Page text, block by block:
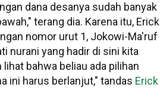
dana desanya sudah banyak
terang dia. Karena itu, Erick
nomor urut 1, Jokowi-Ma'ruf
nurani yang hadir di sini kita
bahwa beliau ada pilihan
ini harus berlanjut," tandas Erick